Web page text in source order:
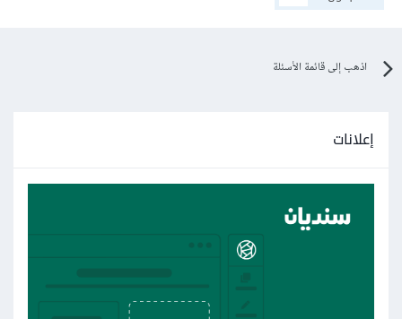
اذهب إلى قائمة الأسئلة
إعلانات